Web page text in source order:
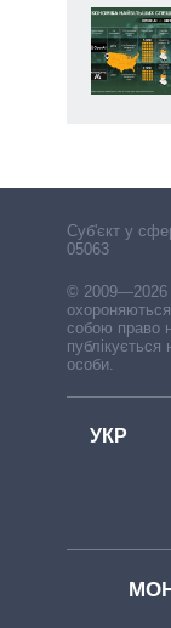
Cуб'єкт у
05063
© 2009—2026
собою право
публікується
особи.
УКР